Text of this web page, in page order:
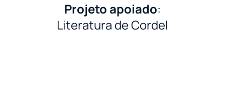
Projeto apoiado:
Literatura de Cordel